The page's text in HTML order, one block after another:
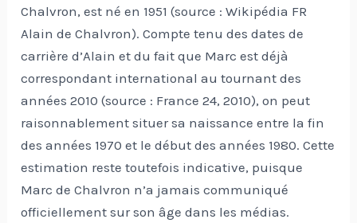
Chalvron, est né en 1951 (source : Wikipédia FR
Alain de Chalvron). Compte tenu des dates de
carrière d’Alain et du fait que Marc est déjà
correspondant international au tournant des
années 2010 (source : France 24, 2010), on peut
raisonnablement situer sa naissance entre la fin
des années 1970 et le début des années 1980. Cette
estimation reste toutefois indicative, puisque
Marc de Chalvron n’a jamais communiqué
officiellement sur son âge dans les médias.